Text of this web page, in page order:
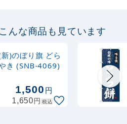
式 緑 (30537GRN)
購入不可
オリジナルのぼりポール
式 水色 (30537SBL)
んな商品も見ています
)のぼり旗 どら
き (SNB-4069)
1,500円
1,650円 税込